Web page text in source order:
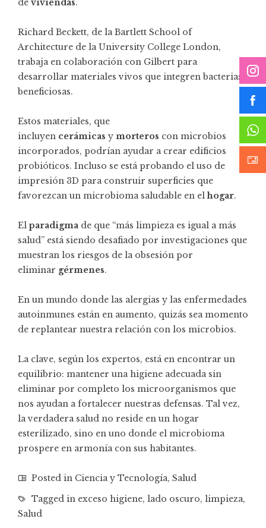
de viviendas.
Richard Beckett, de la Bartlett School of
Architecture de la University College London,
trabaja en colaboración con Gilbert para
desarrollar materiales vivos que integren bacterias
beneficiosas.
Estos materiales, que
incluyen cerámicas y morteros con microbios
incorporados, podrían ayudar a crear edificios
probióticos. Incluso se está probando el uso de
impresión 3D para construir superficies que
favorezcan un microbioma saludable en elhogar.
El paradigma de que “más limpieza es igual a más
salud” está siendo desafiado por investigaciones que
muestran los riesgos de la obsesión por
eliminar gérmenes.
En un mundo donde las alergias y las enfermedades
autoinmunes están en aumento, quizás sea momento
de replantear nuestra relación con los microbios.
La clave, según los expertos, está en encontrar un
equilibrio: mantener una higiene adecuada sin
eliminar por completo los microorganismos que
nos ayudan a fortalecer nuestras defensas. Tal vez,
la verdadera salud no reside en un hogar
esterilizado, sino en uno donde el microbioma
prospere en armonía con sus habitantes.
Posted in Ciencia y Tecnología, Salud
Tagged in exceso higiene, lado oscuro, limpieza,
Salud